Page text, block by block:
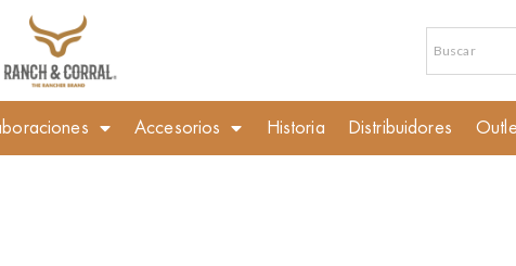
Accesorios Historia Distribuidores